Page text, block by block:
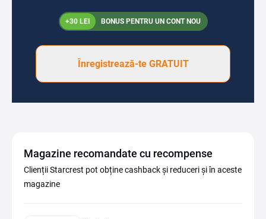
+30 LEI BONUS PENTRU UN CONT NOU
Înregistrează-te GRATUIT
Magazine recomandate cu recompense
Clienții Starcrest pot obține cashback și reduceri și în aceste
magazine